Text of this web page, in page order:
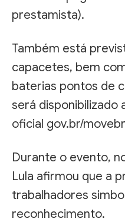
prestamista).
Também está
capacetes, bem
baterias pontos de
será
oficial gov.br/
Durante o evento,
Lula afirmou que a
trabalhadores
reconhecimento.